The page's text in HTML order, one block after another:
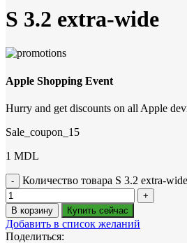
S 3.2 extra-wide
Apple Shopping Event
Hurry and get discounts on all Apple
Sale_coupon_15
1 MDL
Количество товара S 3.2 extra-wide
В корзину Купить сейчас
Добавить в список желаний
Поделиться: